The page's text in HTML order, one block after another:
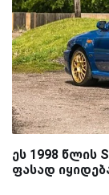
ეს 1998 წლის
ფასად